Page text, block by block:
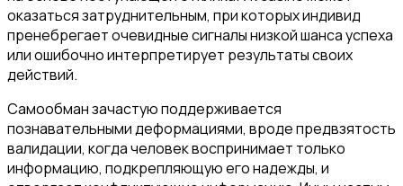
оказаться затруднительным, при которых индивид
пренебрегает очевидные сигналы низкой шанса успеха
или ошибочно интерпретирует результаты своих
действий.
Самообман зачастую поддерживается
познавательными деформациями, вроде предвзятость
валидации, когда человек воспринимает только
информацию, подкрепляющую его надежды, и